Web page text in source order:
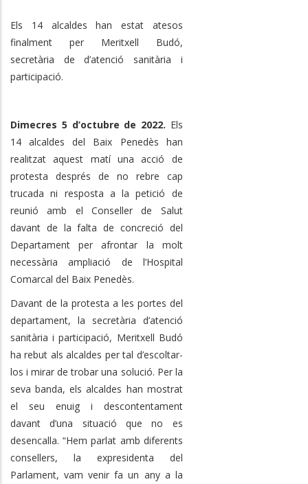
Els 14 alcaldes han estat atesos
finalment per Meritxell Budó,
secretària de d’atenció sanitària i
participació.
Dimecres 5 d’octubre de 2022. Els
14 alcaldes del Baix Penedès han
realitzat aquest matí una acció de
protesta després de no rebre cap
trucada ni resposta a la petició de
reunió amb el Conseller de Salut
davant de la falta de concreció del
Departament per afrontar la molt
necessària ampliació de l’Hospital
Comarcal del Baix Penedès.
Davant de la protesta a les portes del
departament, la secretària d’atenció
sanitària i participació, Meritxell Budó
ha rebut als alcaldes per tal d’escoltar-
los i mirar de trobar una solució. Per la
seva banda, els alcaldes han mostrat
el seu enuig i descontentament
davant d’una situació que no es
desencalla. “Hem parlat amb diferents
consellers, la expresidenta del
Parlament, vam venir fa un any a la